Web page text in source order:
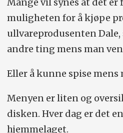
muligheten for å kjøpe
ullvareprodusenten Dale,
andre ting mens man
Eller å kunne spise
Menyen er liten og
disken. Hver dag er det
hjemmelaget.